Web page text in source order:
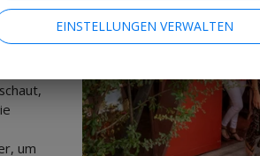
EINSTELLUNGEN VERWALTEN